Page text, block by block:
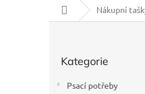
Domů
Nákupní
kategorie
Kategorie
Psací potřeby